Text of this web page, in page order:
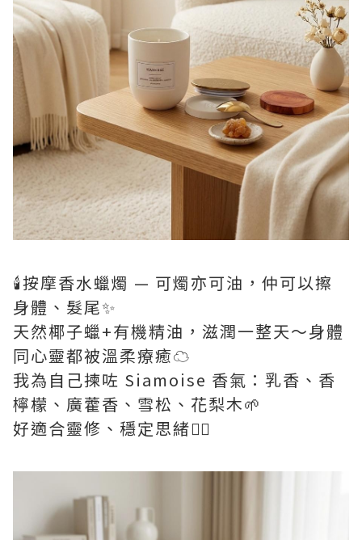
🕯️按摩香水蠟燭 — 可燭亦可油，仲可以擦
身體、髮尾✨
天然椰子蠟+有機精油，滋潤一整天～身體
同心靈都被溫柔療癒☁️
我為自己揀咗 Siamoise 香氣：乳香、香
檸檬、廣藿香、雪松、花梨木🌱
好適合靈修、穩定思緒🧘‍♀️